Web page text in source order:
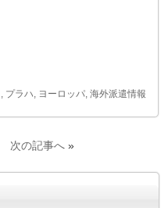
, プラハ, ヨーロッパ, 海外派遣情報
次の記事へ»